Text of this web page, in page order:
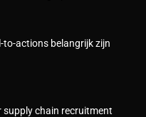
to-actions belangrijk zijn
supply chain recruitment